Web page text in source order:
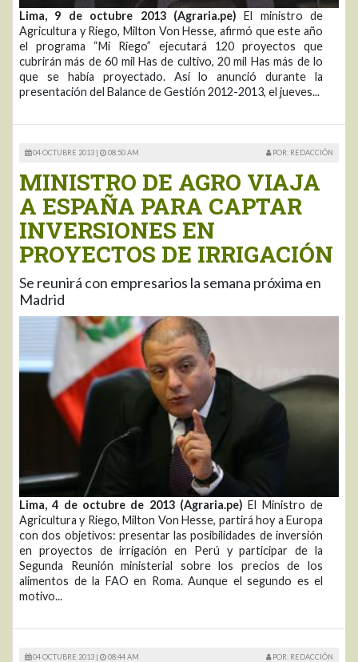
Lima, 9 de octubre 2013 (Agraria.pe)El ministro de
Agricultura y Riego, Milton Von Hesse, afirmó que este año
el programa “Mi Riego” ejecutará 120 proyectos que
cubrirán más de 60 mil Has de cultivo, 20 mil Has más de lo
que se había proyectado. Así lo anunció durante la
presentación del Balance de Gestión 2012-2013, el jueves...
04 OCTUBRE 2013 | 08:50 AM POR: REDACCIÓN
MINISTRO DE AGRO VIAJA
A ESPAÑA PARA CAPTAR
INVERSIONES EN
PROYECTOS DE IRRIGACIÓN
Se reunirá con empresarios la semana próxima en
Madrid
Lima, 4 de octubre de 2013 (Agraria.pe) El Ministro de
Agricultura y Riego, Milton Von Hesse, partirá hoy a Europa
con dos objetivos: presentar las posibilidades de inversión
en proyectos de irrigación en Perú y participar de la
Segunda Reunión ministerial sobre los precios de los
alimentos de la FAO en Roma. Aunque el segundo es el
motivo...
04 OCTUBRE 2013 | 08:44 AM POR: REDACCIÓN